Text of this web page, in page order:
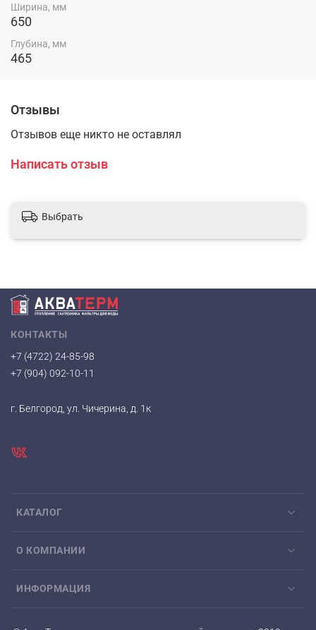
Ширина, мм
650
Глубина, мм
465
Отзывы
Отзывов еще никто не оставлял
Написать отзыв
Выбрать
КАТАЛОГ
О КОМПАНИИ
ИНФОРМАЦИЯ
КОНТАКТЫ
+7 (4722) 24-85-98
+7 (904) 092-10-11
г. Белгород, ул. Чичерина, д. 1к